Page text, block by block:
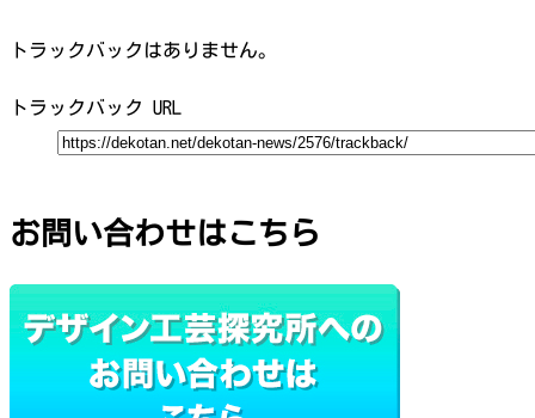
トラックバックはありません。
トラックバック URL
お問い合わせはこちら